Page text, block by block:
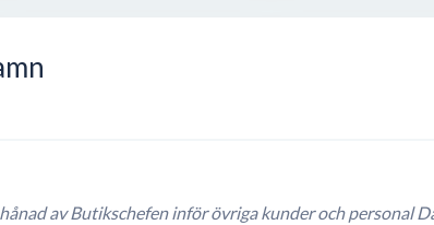
av Butikschefen inför övriga kunder och personal